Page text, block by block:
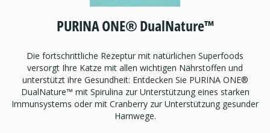
PURINA ONE® DualNature™
Die fortschrittliche Rezeptur mit natürlichen Superfoods
versorgt Ihre Katze mit allen wichtigen Nährstoffen und
unterstützt ihre Gesundheit: Entdecken Sie PURINA ONE®
DualNature™ mit Spirulina zur Unterstützung eines starken
Immunsystems oder mit Cranberry zur Unterstützung gesunder
Harnwege.